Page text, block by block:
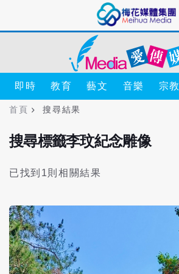
即時 教育 藝文 音樂 宗教
首頁 搜尋結果
搜尋標籤李玟紀念雕像
已找到1則相關結果